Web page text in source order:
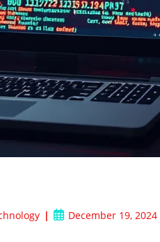
PostDecember 19, 2024